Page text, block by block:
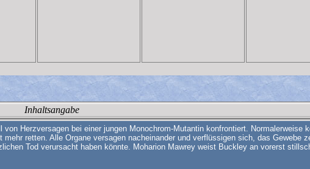
Inhaltsangabe
Herzversagen bei einer jungen Monochrom-Mutantin konfrontiert. Normalerweise
retten. Alle Organe versagen nacheinander und verflüssigen sich, das Gewebe
Tod verursacht haben könnte. Moharion Mawrey weist Buckley an vorerst